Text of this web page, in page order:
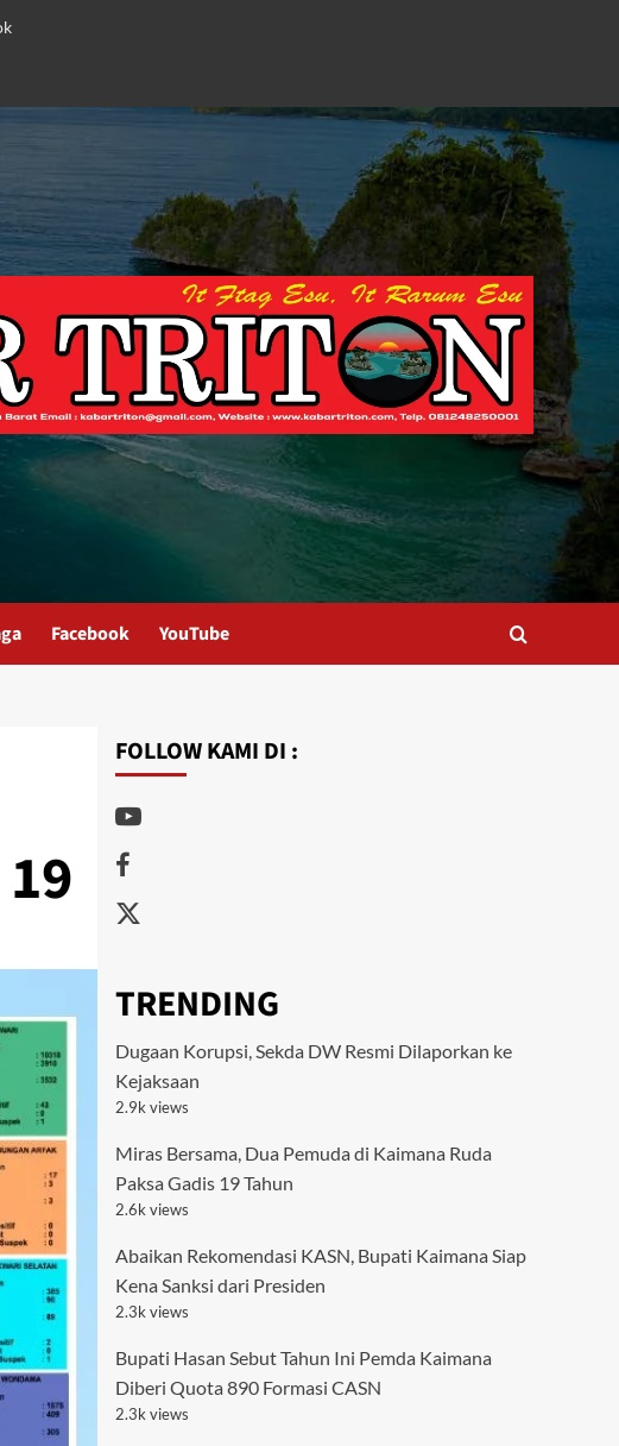
Facebook YouTube
FOLLOW KAMI DI :
Youtube
Facebook
Twitter
TRENDING
Dugaan Korupsi, Sekda DW Resmi Dilaporkan ke
Kejaksaan
2.9k views
Miras Bersama, Dua Pemuda di Kaimana Ruda
Paksa Gadis 19 Tahun
2.6k views
Abaikan Rekomendasi KASN, Bupati Kaimana Siap
Kena Sanksi dari Presiden
2.3k views
Bupati Hasan Sebut Tahun Ini Pemda Kaimana
Diberi Quota 890 Formasi CASN
2.3k views